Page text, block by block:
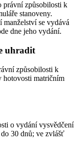
právní způsobilosti k
stanoveny.
se vydává
dne jeho vydání.
uhradit
způsobilosti k
hotovosti matričním
o vydání vysvědčení
30 dnů; ve zvlášť